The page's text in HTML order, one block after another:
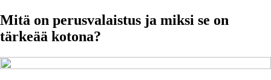
Mitä on perusvalaistus ja miksi se on
tärkeää kotona?